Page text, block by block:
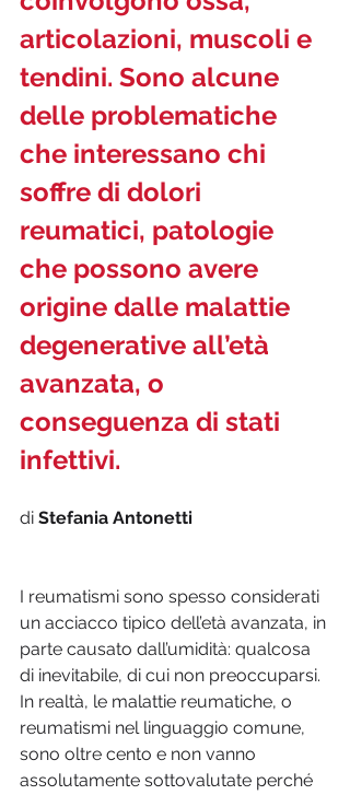
articolazioni, muscoli e
tendini. Sono alcune
delle problematiche
che interessano chi
soffre di dolori
reumatici, patologie
che possono avere
origine dalle malattie
degenerative all’età
avanzata, o
conseguenza di stati
infettivi.
di Stefania Antonetti
I reumatismi sono spesso considerati
un acciacco tipico dell’età avanzata, in
parte causato dall’umidità: qualcosa
di inevitabile, di cui non preoccuparsi.
In realtà, le malattie reumatiche, o
reumatismi nel linguaggio comune,
sono oltre cento e non vanno
assolutamente sottovalutate perché